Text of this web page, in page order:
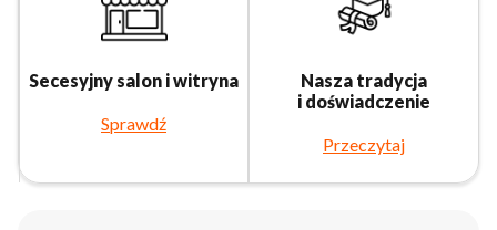
Secesyjny salon i witryna
Sprawdź
Nasza tradycja
i doświadczenie
Przeczytaj